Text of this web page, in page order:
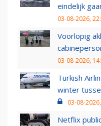
eindelijk
03-08-2026,
Voorlopig
03-08-2026,
Turkish
winter
03-08-
Netflix